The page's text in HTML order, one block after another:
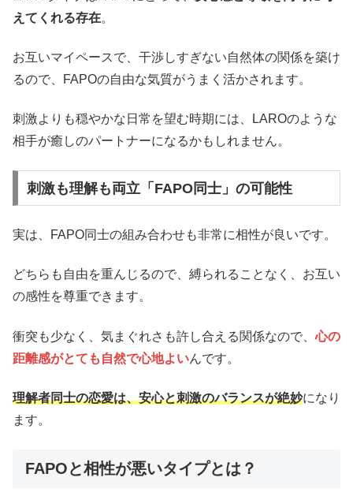
えてくれる存在。
お互いマイペースで、干渉しすぎない自然体の関係を築け
るので、FAPOの自由な気質がうまく活かされます。
刺激よりも穏やかな日常を望む時期には、LAROのような
相手が癒しのパートナーになるかもしれません。
刺激も理解も両立「FAPO同士」の可能性
実は、FAPO同士の組み合わせも非常に相性が良いです。
どちらも自由を重んじるので、縛られることなく、お互い
の感性を尊重できます。
衝突も少なく、気まぐれさも許し合える関係なので、心の
距離感がとても自然で心地よいんです。
理解者同士の恋愛は、安心と刺激のバランスが絶妙になり
ます。
FAPOと相性が悪いタイプとは？